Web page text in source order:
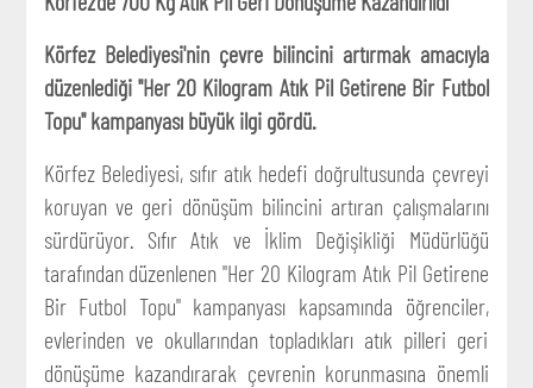
Körfez Belediyesi'nin çevre bilincini artırmak amacıyla
düzenlediği "Her 20 Kilogram Atık Pil Getirene Bir Futbol
Topu" kampanyası büyük ilgi gördü.
Körfez Belediyesi, sıfır atık hedefi doğrultusunda çevreyi
koruyan ve geri dönüşüm bilincini artıran çalışmalarını
sürdürüyor. Sıfır Atık ve İklim Değişikliği Müdürlüğü
tarafından düzenlenen "Her 20 Kilogram Atık Pil Getirene
Bir Futbol Topu" kampanyası kapsamında öğrenciler,
evlerinden ve okullarından topladıkları atık pilleri geri
dönüşüme kazandırarak çevrenin korunmasına önemli